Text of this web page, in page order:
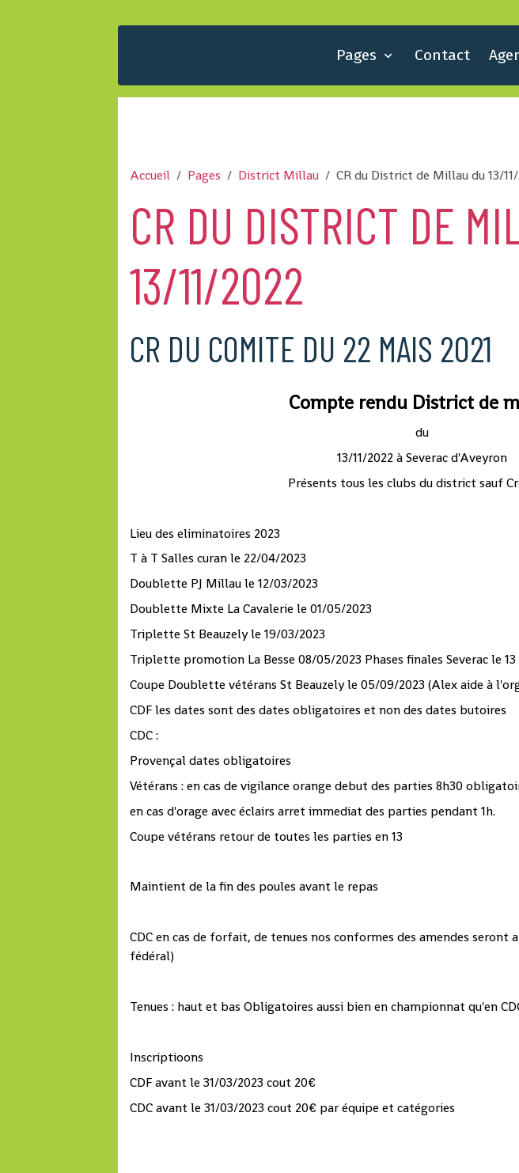
Pages Contact
Accueil Pages District Millau CR du District de Millau du 13/
CR DU DISTRICT DE
13/11/2022
CR DU COMITE DU 22 MAIS 2021
Compte rendu District de
du
13/11/2022 à Severac d'Aveyron
Présents tous les clubs du district sauf
Lieu des eliminatoires 2023
T à T Salles curan le 22/04/2023
Doublette PJ Millau le 12/03/2023
Doublette Mixte La Cavalerie le 01/05/2023
Triplette St Beauzely le 19/03/2023
Triplette promotion La Besse 08/05/2023 Phases finales Severac le
Coupe Doublette vétérans St Beauzely le 05/09/2023 (Alex aide à
CDF les dates sont des dates obligatoires et non des dates butoires
CDC :
Provençal dates obligatoires
Vétérans : en cas de vigilance orange debut des parties 8h30
en cas d'orage avec éclairs arret immediat des parties pendant 1h.
Coupe vétérans retour de toutes les parties en 13
Maintient de la fin des poules avant le repas
CDC en cas de forfait, de tenues nos conformes des amendes
fédéral)
Tenues : haut et bas Obligatoires aussi bien en championnat qu'en
Inscriptioons
CDF avant le 31/03/2023 cout 20€
CDC avant le 31/03/2023 cout 20€ par équipe et catégories